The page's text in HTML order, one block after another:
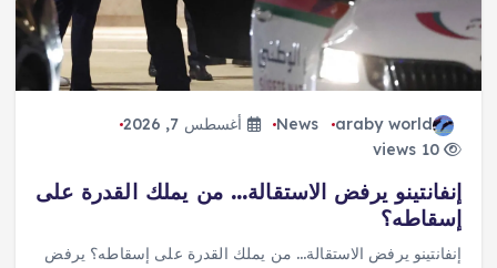
araby world
News
أغسطس 7, 2026
10 views
إنفانتينو يرفض الاستقالة… من يملك القدرة على
إسقاطه؟
إنفانتينو يرفض الاستقالة… من يملك القدرة على إسقاطه؟ يرفض